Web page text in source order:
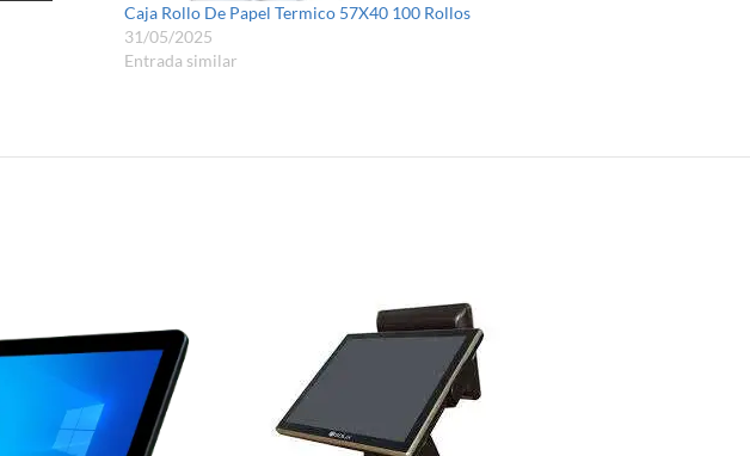
Caja Rollo De Papel Termico 57X40 100 Rollos
31/05/2025
Entrada similar